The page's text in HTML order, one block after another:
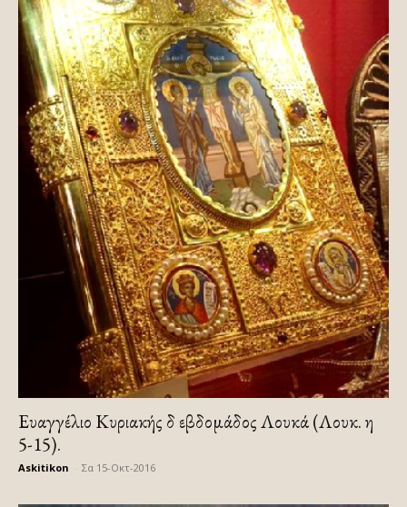
Ευαγγέλιο Κυριακής δ εβδομάδος Λουκά (Λουκ. η
5-15).
Askitikon Σα 15-Οκτ-2016